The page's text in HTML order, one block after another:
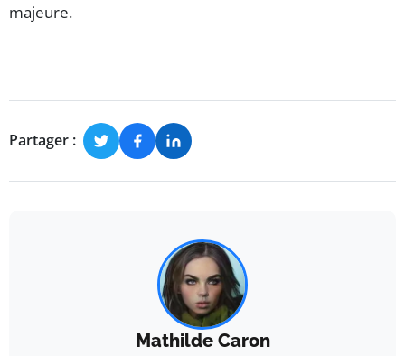
majeure.
Partager :
Mathilde Caron